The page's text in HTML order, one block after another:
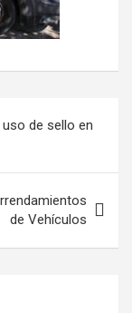
de sello en
de Vehículos